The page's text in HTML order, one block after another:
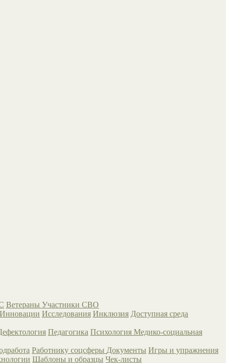
Ветераны Участники СВО
Инновации Исследования Инклюзия Доступная среда
Педагогика Психология Медико-социальная
Работнику соцсферы Документы Игры и упражнения
Шаблоны и образцы Чек-листы